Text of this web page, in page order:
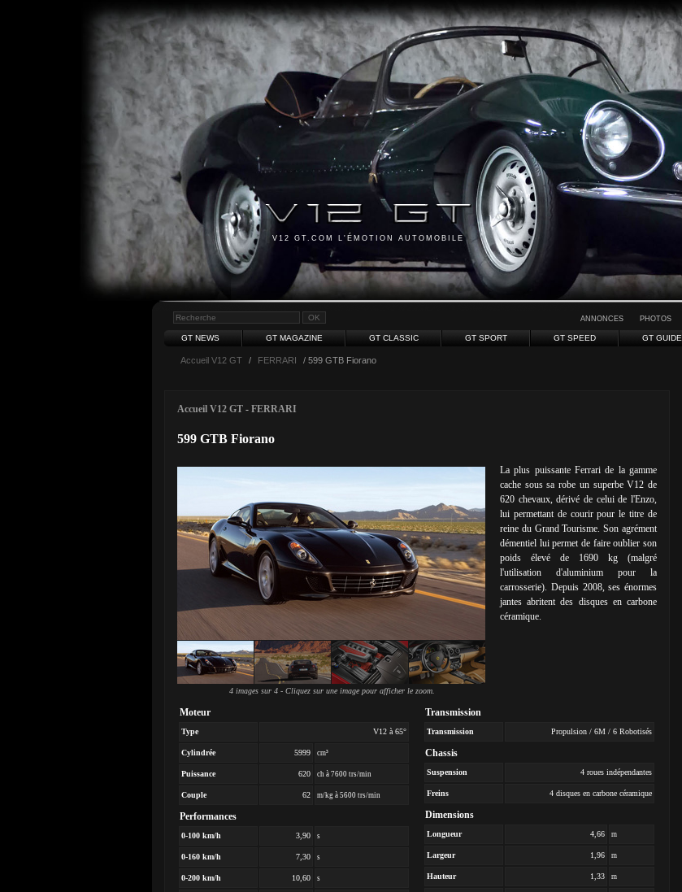
V12 GT.COM L'ÉMOTION AUTOMOBILE
ANNONCES PHOTOS
GT NEWS GT MAGAZINE GT CLASSIC GT SPORT GT SPEED GT GUIDE
Accueil V12 GT / FERRARI / 599 GTB Fiorano
Accueil V12 GT - FERRARI
599 GTB Fiorano
4 images sur 4 - Cliquez sur une image pour afficher le zoom.
La plus puissante Ferrari de la gamme
cache sous sa robe un superbe V12 de
620 chevaux, dérivé de celui de l'Enzo,
lui permettant de courir pour le titre de
reine du Grand Tourisme. Son agrément
démentiel lui permet de faire oublier son
poids élevé de 1690 kg (malgré
l'utilisation d'aluminium pour la
carrosserie). Depuis 2008, ses énormes
jantes abritent des disques en carbone
céramique.
Moteur
Type V12 à 65°
Cylindrée 5999 cm³
Puissance 620 ch à 7600 trs/min
Couple 62 m/kg à 5600 trs/min
Performances
0-100 km/h 3,90 s
0-160 km/h 7,30 s
0-200 km/h 10,60 s
Transmission
Transmission Propulsion / 6M / 6 Robotisés
Chassis
Suspension 4 roues indépendantes
Freins 4 disques en carbone céramique
Dimensions
Longueur 4,66 m
Largeur 1,96 m
Hauteur 1,33 m